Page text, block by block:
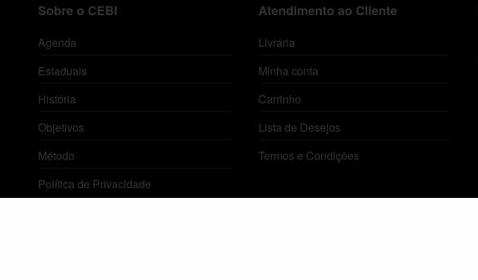
Sobre o CEBI
Agenda
Estaduais
História
Objetivos
Método
Política de Privacidade
Atendimento ao Cliente
Livraria
Minha conta
Carrinho
Lista de Desejos
Termos e Condições